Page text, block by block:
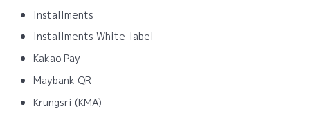
Installments
Installments White-label
Kakao Pay
Maybank QR
Krungsri (KMA)